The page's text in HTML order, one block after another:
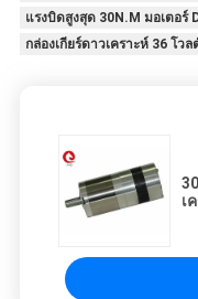
แรงบิดสูงสุด 30N.M มอเตอร์
กล่องเกียร์ดาวเคราะห์ 36 โ
เ